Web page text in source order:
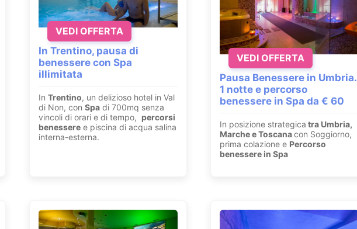
In Trentino, pausa di
benessere con Spa
illimitata
In Trentino, un delizioso hotel in Val
di Non, con Spa di 700mq senza
vincoli di orari e di tempo, percorsi
benessere e piscina di acqua salina
interna-esterna.
VEDI OFFERTA
Pausa Benessere in Umbria.
1 notte e percorso
benessere in Spa da € 60
In posizione strategica tra Umbria,
Marche e Toscanacon Soggiorno,
prima colazione e Percorso
benessere in Spa
VEDI OFFERTA